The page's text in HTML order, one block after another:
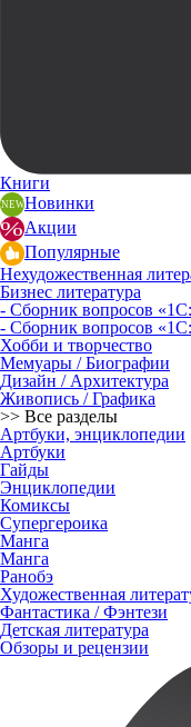
Книги
Новинки
Акции
Популярные
Нехудожественная
Бизнес литература
- Сборник вопросов
- Сборник вопросов
Хобби и творчество
Мемуары / Биографии
Дизайн / Архитектура
Живопись / Графика
>> Все разделы
Артбуки, энциклопедии
Артбуки
Гайды
Энциклопедии
Комиксы
Супергероика
Манга
Манга
Ранобэ
Художественная
Фантастика / Фэнтези
Детская литература
Обзоры и рецензии